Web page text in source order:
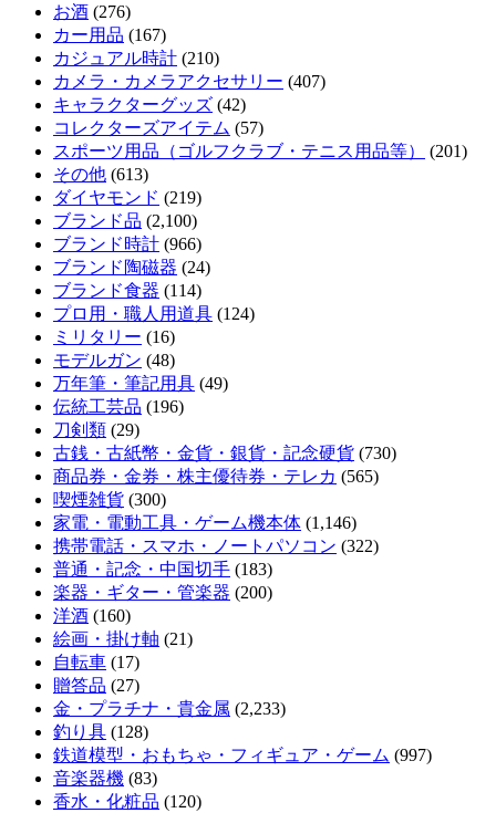
お酒 (276)
カー用品 (167)
カジュアル時計 (210)
カメラ・カメラアクセサリー (407)
キャラクターグッズ (42)
コレクターズアイテム (57)
スポーツ用品（ゴルフクラブ・テニス用品等）
(201)
その他 (613)
ダイヤモンド (219)
ブランド品 (2,100)
ブランド時計 (966)
ブランド陶磁器 (24)
ブランド食器 (114)
プロ用・職人用道具 (124)
ミリタリー (16)
モデルガン (48)
万年筆・筆記用具 (49)
伝統工芸品 (196)
刀剣類 (29)
古銭・古紙幣・金貨・銀貨・記念硬貨 (730)
商品券・金券・株主優待券・テレカ (565)
喫煙雑貨 (300)
家電・電動工具・ゲーム機本体 (1,146)
携帯電話・スマホ・ノートパソコン (322)
普通・記念・中国切手 (183)
楽器・ギター・管楽器 (200)
洋酒 (160)
絵画・掛け軸 (21)
自転車 (17)
贈答品 (27)
金・プラチナ・貴金属 (2,233)
釣り具 (128)
鉄道模型・おもちゃ・フィギュア・ゲーム (997)
音楽器機 (83)
香水・化粧品 (120)